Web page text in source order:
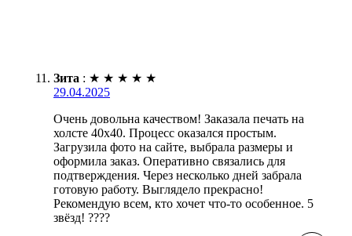
Зита : ★ ★ ★ ★ ★
29.04.2025
Очень довольна качеством! Заказала печать на
холсте 40х40. Процесс оказался простым.
Загрузила фото на сайте, выбрала размеры и
оформила заказ. Оперативно связались для
подтверждения. Через несколько дней забрала
готовую работу. Выглядело прекрасно!
Рекомендую всем, кто хочет что-то особенное. 5
звёзд! ????